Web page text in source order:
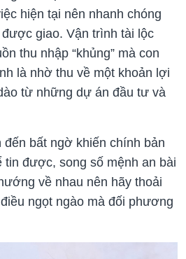
hiện tại nên nhanh chóng
giao. Vận trình tài lộc
thu nhập “khủng” mà con
là nhờ thu về một khoản lợi
từ những dự án đầu tư và
đến bất ngờ khiến chính bản
tin được, song số mệnh an bài
về nhau nên hãy thoải
ngọt ngào mà đối phương